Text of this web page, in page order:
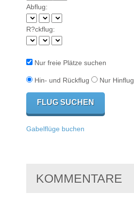
Abflug:
R?ckflug:
Nur freie Plätze suchen
Hin- und Rückflug Nur Hinflug
Gabelflüge buchen
KOMMENTARE